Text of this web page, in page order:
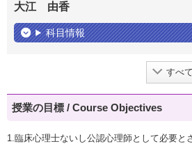
大江 由香
科目情報
すべ
授業の目標 / Course Objectives
1.臨床心理士ないし公認心理師として必要と